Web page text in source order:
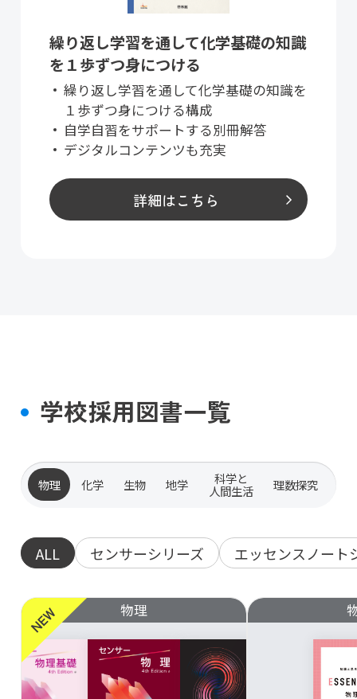
繰り返し学習を通して化学基礎の知識
を１歩ずつ身につける
繰り返し学習を通して化学基礎の知識を
１歩ずつ身につける構成
自学自習をサポートする別冊解答
デジタルコンテンツも充実
詳細はこちら
学校採用図書一覧
物理 化学 生物 地学 科学と
人間生活 理数探究
ALL センサーシリーズ エッセンスノート
物理